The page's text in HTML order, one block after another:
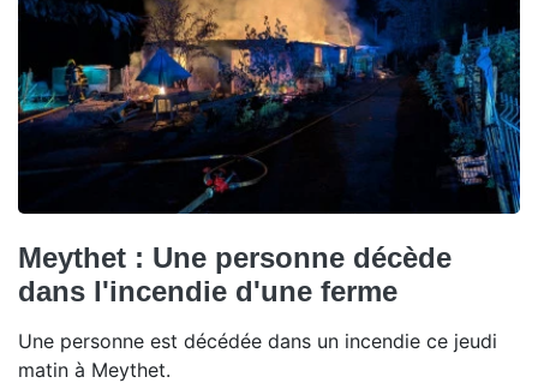
Meythet : Une personne décède
dans l'incendie d'une ferme
Une personne est décédée dans un incendie ce jeudi
matin à Meythet.